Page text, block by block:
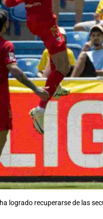
logrado recuperarse de las